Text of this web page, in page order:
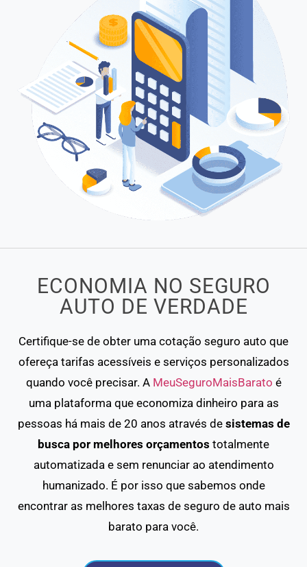
ECONOMIA NO SEGURO
AUTO DE VERDADE
Certifique-se de obter uma cotação seguro auto que
ofereça tarifas acessíveis e serviços personalizados
quando você precisar. A MeuSeguroMaisBarato é
uma plataforma que economiza dinheiro para as
pessoas há mais de 20 anos através de sistemas de
busca por melhores orçamentos totalmente
automatizada e sem renunciar ao atendimento
humanizado. É por isso que sabemos onde
encontrar as melhores taxas de seguro de auto mais
barato para você.